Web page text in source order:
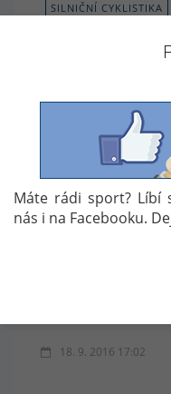
SILNIČNÍ CYKLISTIKA
18. 9. 2016 17:02
Máte rádi sport? Líbí
nás i na Facebooku.